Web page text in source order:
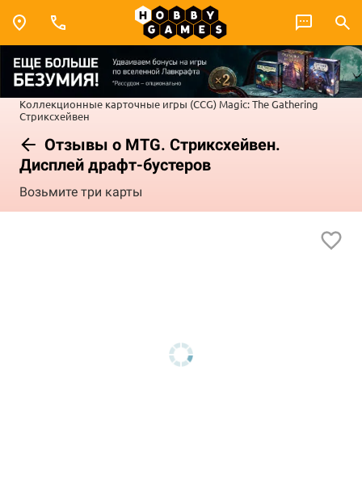
Коллекционные карточные игры (CCG) Magic: The Gathering
Стриксхейвен
Отзывы о MTG. Стриксхейвен.
Дисплей драфт-бустеров
Возьмите три карты